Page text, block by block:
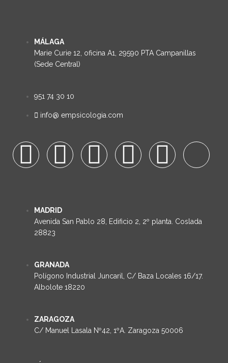
MÁLAGA
Marie Curie 12, oficina A1, 29590 PTA Campanillas
(Sede Central)
951 74 30 10
info@ empsicologia.com
MADRID
Avenida San Pablo 28, Edificio 2, 2º planta. Coslada
28823
GRANADA
Polígono Industrial Juncaril, C/ Baza Locales 16/17.
Albolote 18220
ZARAGOZA
C/ Manuel Lasala Nº42, 1ºA. Zaragoza 50006